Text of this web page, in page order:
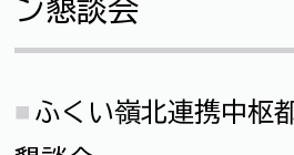
ン懇談会
ふくい嶺北連携中枢